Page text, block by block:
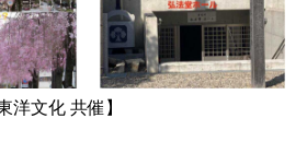
洋文化 共催】​